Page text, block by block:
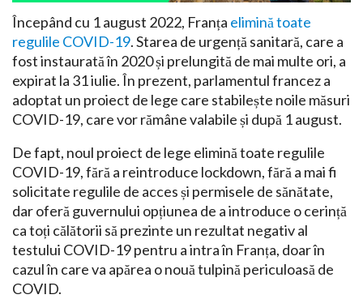
Începând cu 1 august 2022, Franța elimină toate
regulile COVID-19. Starea de urgență sanitară, care a
fost instaurată în 2020 și prelungită de mai multe ori, a
expirat la 31 iulie. În prezent, parlamentul francez a
adoptat un proiect de lege care stabilește noile măsuri
COVID-19, care vor rămâne valabile și după 1 august.
De fapt, noul proiect de lege elimină toate regulile
COVID-19, fără a reintroduce lockdown, fără a mai fi
solicitate regulile de acces și permisele de sănătate,
dar oferă guvernului opțiunea de a introduce o cerință
ca toți călătorii să prezinte un rezultat negativ al
testului COVID-19 pentru a intra în Franța, doar în
cazul în care va apărea o nouă tulpină periculoasă de
COVID.